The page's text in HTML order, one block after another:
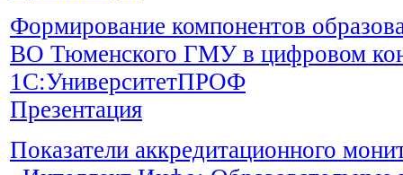
Формирование компонентов
ВО Тюменского ГМУ в цифровом
1С:УниверситетПРОФ
Презентация
Показатели аккредитационного